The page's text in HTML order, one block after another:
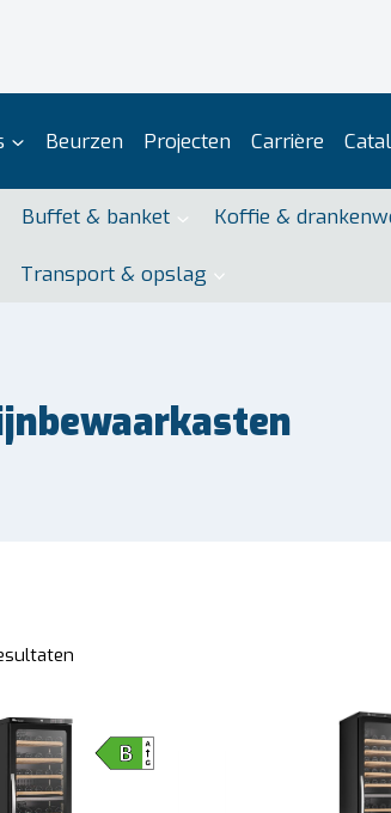
Beurzen Projecten Carrière
Buffet & banket Koffie &
Transport & opslag